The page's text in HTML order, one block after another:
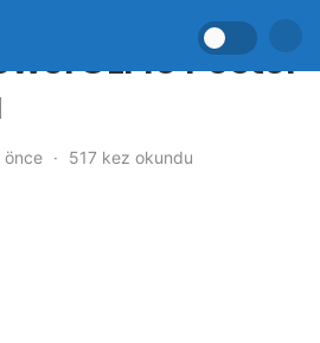
10 Poster
önce 517 kez okundu